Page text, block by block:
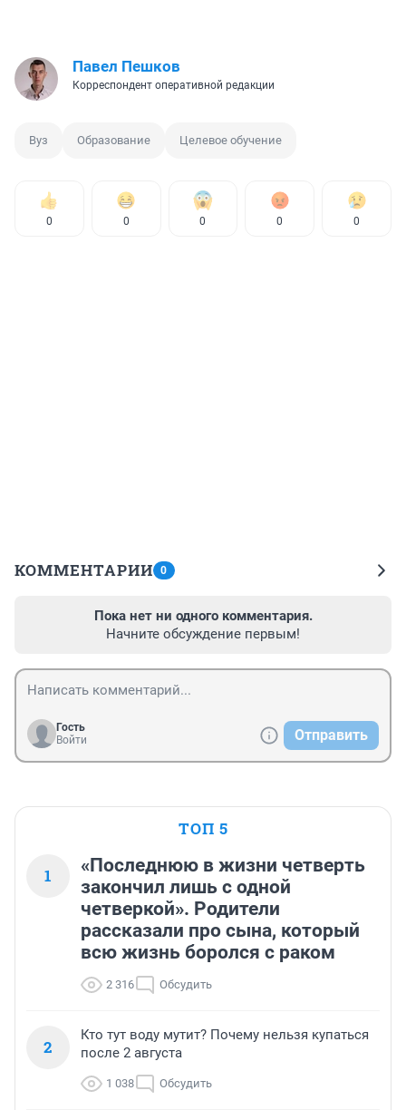
Павел Пешков
Корреспондент оперативной редакции
Вуз Образование Целевое обучение
0 0 0 0 0
КОММЕНТАРИИ 0
Пока нет ни одного комментария.
Начните обсуждение первым!
Гость
Войти
Отправить
ТОП 5
1
«Последнюю в жизни четверть
закончил лишь с одной
четверкой». Родители
рассказали про сына, который
всю жизнь боролся с раком
2 316 Обсудить
2
Кто тут воду мутит? Почему нельзя купаться
после 2 августа
1 038 Обсудить